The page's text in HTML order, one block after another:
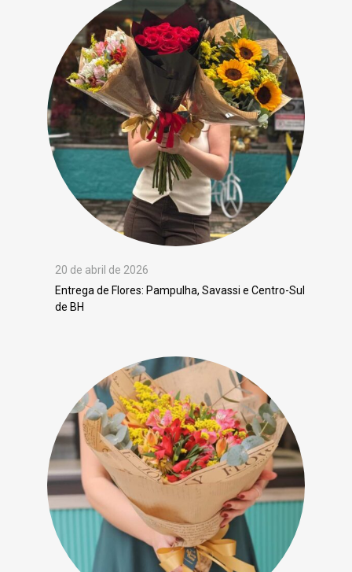
20 de abril de 2026
Entrega de Flores: Pampulha, Savassi e Centro-Sul
de BH